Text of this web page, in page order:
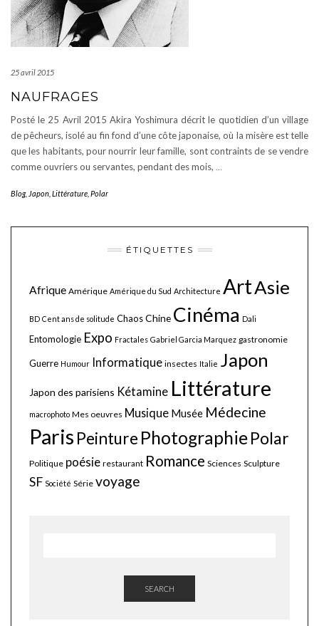
25 avril 2015
NAUFRAGES
Posté le 25 Avril 2015 Akira Yoshimura décrit le quotidien d’un village
de pêcheurs, isolé au fin fond d’une côte japonaise, où la misère est telle
que les habitants, pour nourrir leur famille, sont contraints de se vendre
comme ouvriers ou servantes, pendant des mois, …
Blog, Japon Littérature Polar
ÉTIQUETTES
Afrique Amérique Amérique du Sud Architecture ArtAsie
BD Cent ans de solitude ChaosChine Cinéma Dali
Entomologie Expo Fractales Gabriel Garcia Marquez gastronomie
Guerre Humour Informatique insectes Italie Japon
Japon des parisiens Kétamine Littérature
macrophoto Mes oeuvres Musique Musée Médecine
Paris Peinture PhotographiePolar
Politique poésie restaurant Romance Sciences Sculpture
SF Société Série voyage
SEARCH